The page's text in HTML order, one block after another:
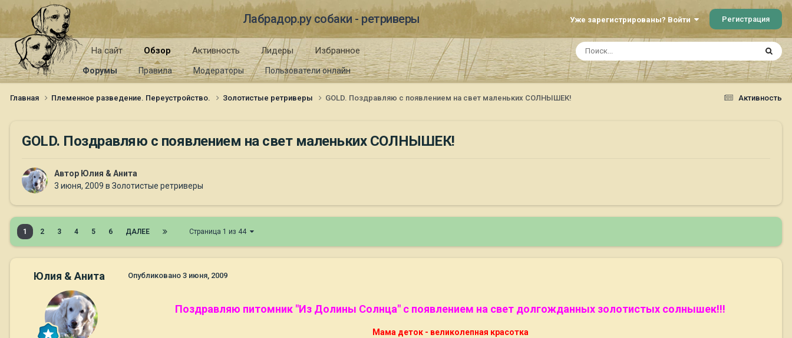
Лабрадор.ру собаки - ретриверы Уже зарегистрированы? Войти Регистрация
На сайт Обзор
Форумы Правила Модераторы Пользователи онлайн
Активность Лидеры Избранное
Активность
Главная Племенное разведение. Переустройство. Золотистые ретриверы GOLD. Поздравляю с появлением на свет маленьких СОЛНЫШЕК!
GOLD. Поздравляю с появлением на свет маленьких СОЛНЫШЕК!
Автор Юлия & Анита
3 июня, 2009 в Золотистые ретриверы
1 2 3 4 5 6 ДАЛЕЕ Страница 1 из 44
Юлия & Анита Опубликовано 3 июня, 2009
Поздравляю питомник "Из Долины Солнца" с появлением на свет долгожданных золотистых солнышек!!!
Мама деток - великолепная красотка